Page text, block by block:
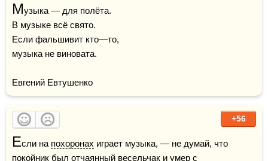
Музыка — для полёта.
В музыке всё свято.
Если фальшивит кто—то,
музыка не виновата.
Евгений Евтушенко
+56
Если на похоронах играет музыка, — не думай, что